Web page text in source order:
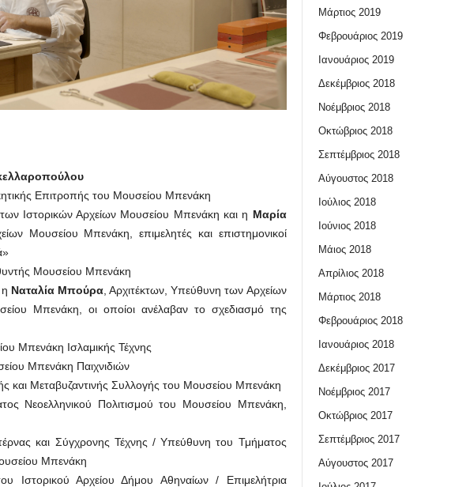
Επιτροπής του Μουσείου Μπενάκη
Ιστορικών Αρχείων Μουσείου Μπενάκη και η Μαρία
Μουσείου Μπενάκη, επιμελητές και επιστημονικοί
Μουσείου Μπενάκη
Ναταλία Μπούρα , Αρχιτέκτων, Υπεύθυνη των Αρχείων
Μπενάκη, οι οποίοι ανέλαβαν το σχεδιασμό της
Μπενάκη Ισλαμικής Τέχνης
Μπενάκη Παιχνιδιών
και Μεταβυζαντινής Συλλογής του Μουσείου Μπενάκη
Νεοελληνικού Πολιτισμού του Μουσείου Μπενάκη,
και Σύγχρονης Τέχνης / Υπεύθυνη του Τμήματος
Μπενάκη
Ιστορικού Αρχείου Δήμου Αθηναίων / Επιμελήτρια
Μάρτιος 2019
Φεβρουάριος 2019
Ιανουάριος 2019
Δεκέμβριος 2018
Νοέμβριος 2018
Οκτώβριος 2018
Σεπτέμβριος 2018
Αύγουστος 2018
Ιούλιος 2018
Ιούνιος 2018
Μάιος 2018
Απρίλιος 2018
Μάρτιος 2018
Φεβρουάριος 2018
Ιανουάριος 2018
Δεκέμβριος 2017
Νοέμβριος 2017
Οκτώβριος 2017
Σεπτέμβριος 2017
Αύγουστος 2017